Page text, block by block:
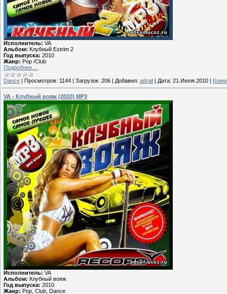
Исполнитель: VA
Альбом: Клубный Extrim 2
Год выпуска: 2010
Жанр: Pop /Club
Подробнее....
Dance | Просмотров: 1144 | Загрузок: 206 | Добавил: adrail | Дата: 21.Июля.2010 |
VA - Клубный вояж (2010) MP3
Исполнитель: VA
Альбом: Клубный вояж
Год выпуска: 2010
Жанр: Pop, Club, Dance